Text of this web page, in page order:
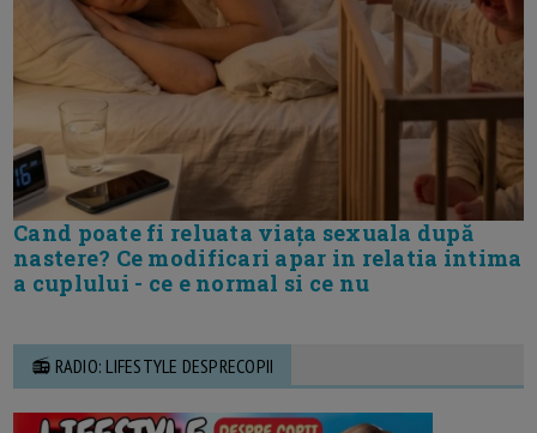
Cand poate fi reluata viața sexuala după
nastere? Ce modificari apar in relatia intima
a cuplului - ce e normal si ce nu
📻 RADIO: LIFESTYLE DESPRECOPII